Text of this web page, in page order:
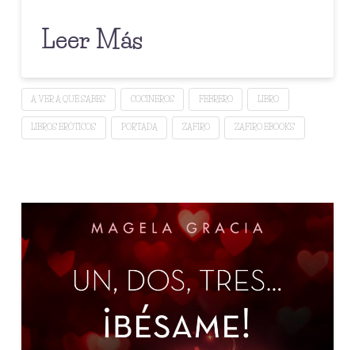
Leer Más
A VER A QUÉ SABES COCINEROS FEBRERO LIBRO
LIBROS ERÓTICOS PORTADA ZAFIRO ZAFIRO EBOOKS